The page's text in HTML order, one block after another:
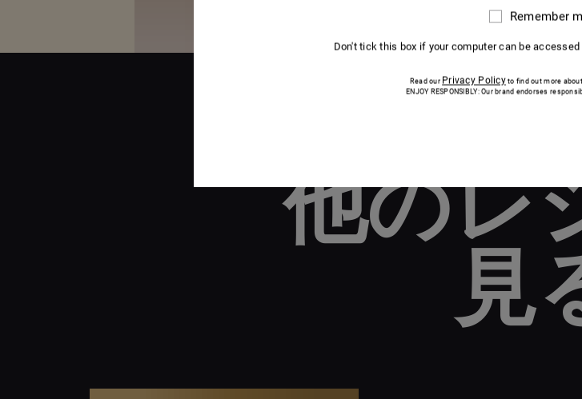
他のレ
見
Remember
Don't tick this box if your computer can be
Read our Privacy Policyto find out more
ENJOY RESPONSIBLY: Our brand endorses